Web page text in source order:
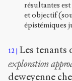
résultantes
et objectif
épistémiques
12 Les tenants
exploration
deweyenne